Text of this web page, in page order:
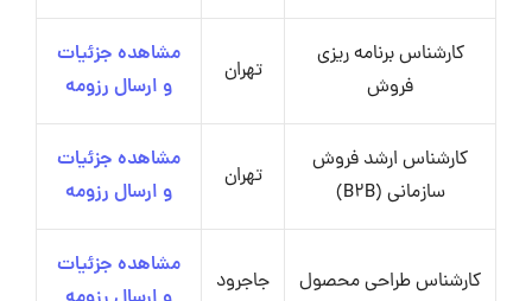
کارشناس برنامه ریزی
فروش
تهران
مشاهده جزئیات
و ارسال رزومه
کارشناس ارشد فروش
سازمانی (B2B)
تهران
مشاهده جزئیات
و ارسال رزومه
کارشناس طراحی محصول جاجرود
مشاهده جزئیات